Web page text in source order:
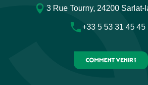
3 Rue Tourny, 24200 Sarlat-
+33 5 53 31 45 45
COMMENT VENIR ?